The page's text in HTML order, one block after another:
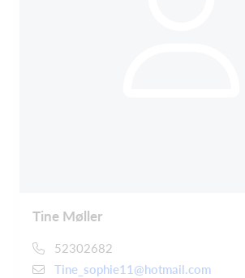
Tine Møller
52302682
Tine_sophie11@hotmail.com